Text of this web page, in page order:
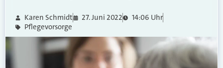
Karen Schmidt 27. Juni 2022
14:06 Uhr
Pflegevorsorge